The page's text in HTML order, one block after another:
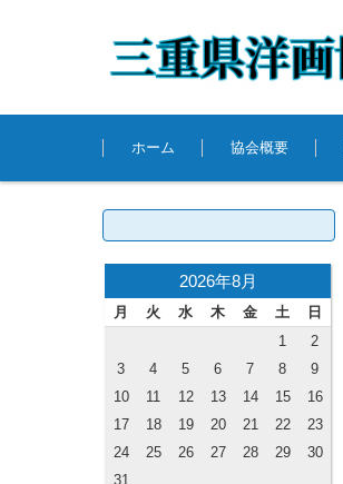
コンテンツに移動
ホーム
協会概要
検
2026年8月
月 火 水 木 金 土
日
1
2
3
4 5 6 7 8
9
10
11 12 13 14 15
16
17
18 19 20 21 22
23
24
25 26 27 28 29
30
31